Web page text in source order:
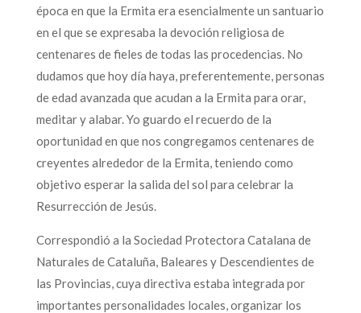
época en que la Ermita era esencialmente un santuario
en el que se expresaba la devoción religiosa de
centenares de fieles de todas las procedencias. No
dudamos que hoy día haya, preferentemente, personas
de edad avanzada que acudan a la Ermita para orar,
meditar y alabar. Yo guardo el recuerdo de la
oportunidad en que nos congregamos centenares de
creyentes alrededor de la Ermita, teniendo como
objetivo esperar la salida del sol para celebrar la
Resurrección de Jesús.
Correspondió a la Sociedad Protectora Catalana de
Naturales de Cataluña, Baleares y Descendientes de
las Provincias, cuya directiva estaba integrada por
importantes personalidades locales, organizar los